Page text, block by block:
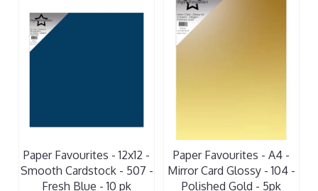
Paper Favourites - 12x12 -
Smooth Cardstock - 507 -
Fresh Blue - 10 pk
Paper Favourites - A4 -
Mirror Card Glossy - 104 -
Polished Gold - 5pk